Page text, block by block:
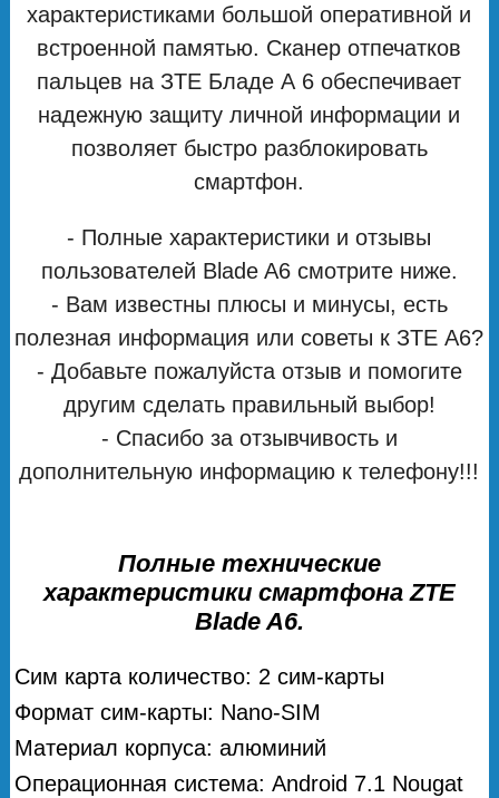
характеристиками большой оперативной и
встроенной памятью. Сканер отпечатков
пальцев на ЗТЕ Бладе А 6 обеспечивает
надежную защиту личной информации и
позволяет быстро разблокировать
смартфон.
- Полные характеристики и отзывы
пользователей Blade A6 смотрите ниже.
- Вам известны плюсы и минусы, есть
полезная информация или советы к ЗТЕ А6?
- Добавьте пожалуйста отзыв и помогите
другим сделать правильный выбор!
- Спасибо за отзывчивость и
дополнительную информацию к телефону!!!
Полные технические
характеристики смартфона ZTE
Blade A6.
Сим карта количество: 2 сим-карты
Формат сим-карты: Nano-SIM
Материал корпуса: алюминий
Операционная система: Android 7.1 Nougat